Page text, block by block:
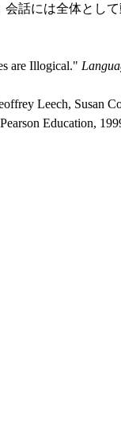
話には全体とし
are Illogical."
Leech, Susan
Education,